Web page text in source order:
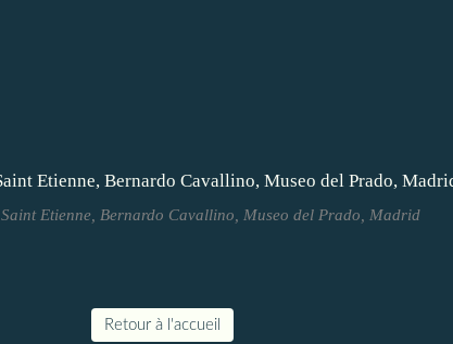
Etienne, Bernardo Cavallino, Museo del Prado, Madrid
Retour à l'accueil